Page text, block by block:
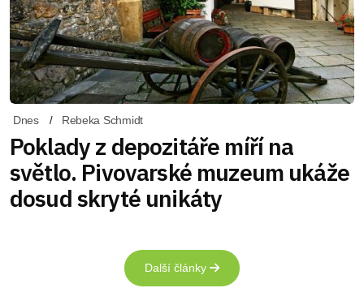
Dnes Rebeka Schmidt
Poklady z depozitáře míří na
světlo. Pivovarské muzeum ukáže
dosud skryté unikáty
Další články